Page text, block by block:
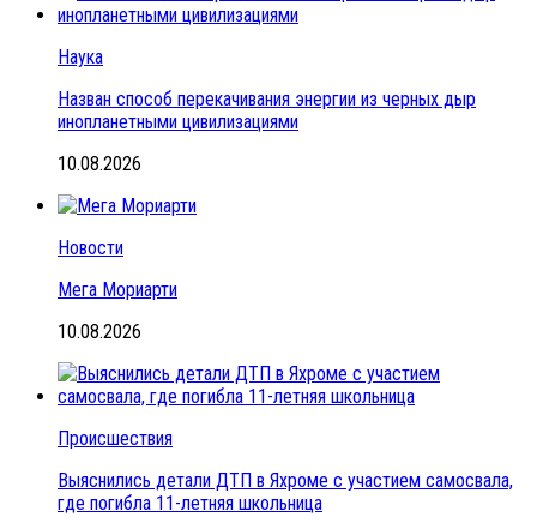
Наука
Назван способ перекачивания энергии из черных дыр
инопланетными цивилизациями
10.08.2026
Новости
Мега Мориарти
10.08.2026
Происшествия
Выяснились детали ДТП в Яхроме с участием самосвала,
где погибла 11-летняя школьница